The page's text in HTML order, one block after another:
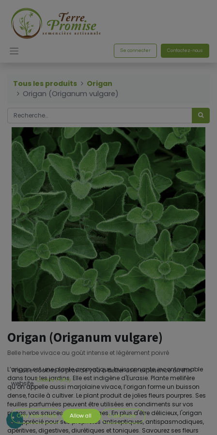
Se connecter Contactez-nous
Tous les produits
Origan
Origan (Origanum vulgare)
Origan (Origanum vulgare)
Belle herbe vivace au goût intense et légèrement poivré
L’origan est une plante aromatique, buissonnante, incontournable
dans tous les jardins. Elle est indigène d'Eurasie. Plante mellifère
qu’on appelle aussi marjolaine vivace, l’origan forme un buisson
dense, facile à cultiver. Le plant produit de jolies fleurs pourpres. Ses
feuilles parfumées peuvent être utilisées en condiments sur vos
pizzas, vos sauces et vos potages. En plus d'être délicieux, l'origan
est apprécié pour ses propriétés antiseptiques, antispasmodiques,
apéritives, digestives, diurétiques et toniques. Savourez ses fleurs
We use cookies to provide you a better user experience on this
website. Cookie Policy
Only essentials Allow all Customize